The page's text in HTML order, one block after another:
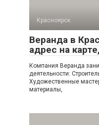
Красноярск
Веранда в
адрес на
Компания Веранда
деятельности:
Художественные
материалы,